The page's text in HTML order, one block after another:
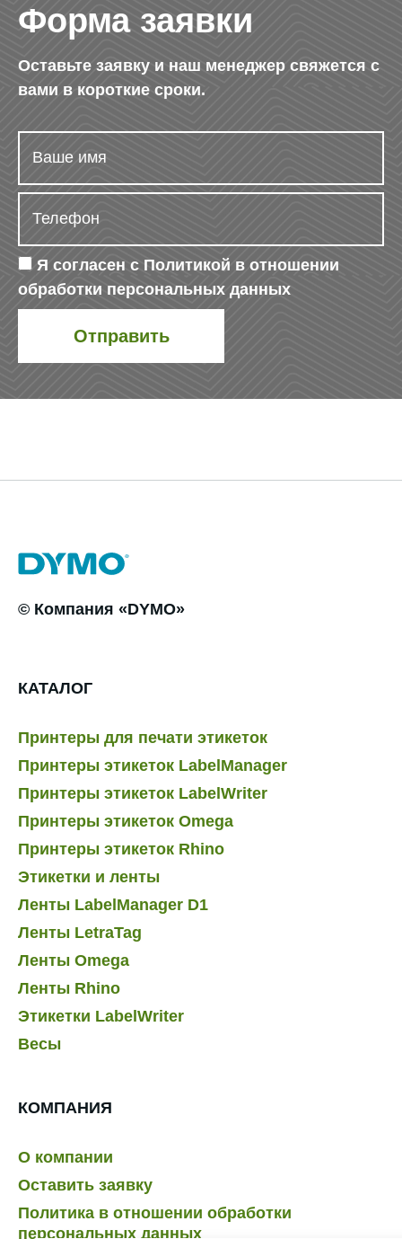
Форма заявки
Оставьте заявку и наш менеджер свяжется с
вами в короткие сроки.
Я согласен с Политикой в отношении
обработки персональных данных
© Компания «DYMO»
КАТАЛОГ
Принтеры для печати этикеток
Принтеры этикеток LabelManager
Принтеры этикеток LabelWriter
Принтеры этикеток Omega
Принтеры этикеток Rhino
Этикетки и ленты
Ленты LabelManager D1
Ленты LetraTag
Ленты Omega
Ленты Rhino
Этикетки LabelWriter
Весы
КОМПАНИЯ
О компании
Оставить заявку
Политика в отношении обработки
персональных данных